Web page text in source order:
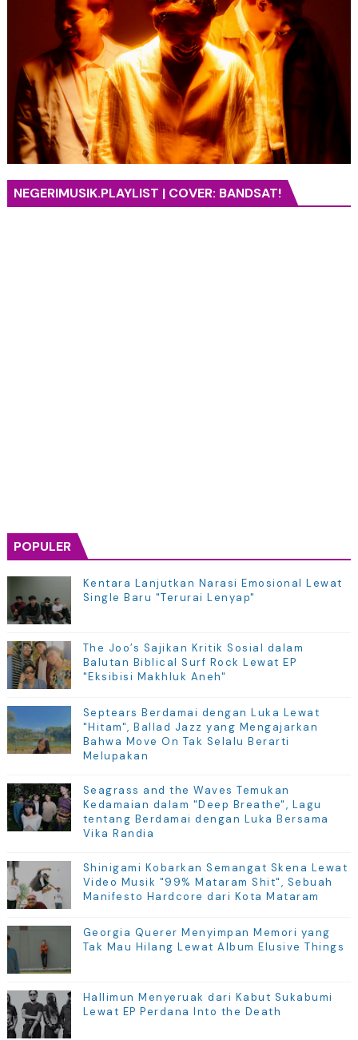
NEGERIMUSIK.PLAYLIST | COVER: BANDSAT!
POPULER
Kentara Lanjutkan Narasi Emosional Lewat
Single Baru "Terurai Lenyap"
The Joo’s Sajikan Kritik Sosial dalam
Balutan Biblical Surf Rock Lewat EP
"Eksibisi Makhluk Aneh"
Septears Berdamai dengan Luka Lewat
"Hitam", Ballad Jazz yang Mengajarkan
Bahwa Move On Tak Selalu Berarti
Melupakan
Seagrass and the Waves Temukan
Kedamaian dalam "Deep Breathe", Lagu
tentang Berdamai dengan Luka Bersama
Vika Randia
Shinigami Kobarkan Semangat Skena Lewat
Video Musik "99% Mataram Shit", Sebuah
Manifesto Hardcore dari Kota Mataram
Georgia Querer Menyimpan Memori yang
Tak Mau Hilang Lewat Album Elusive Things
Hallimun Menyeruak dari Kabut Sukabumi
Lewat EP Perdana Into the Death